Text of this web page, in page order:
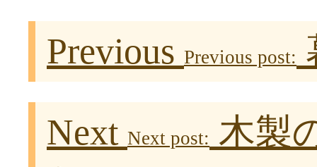
Previous Previous post:
Next Next post: 木製